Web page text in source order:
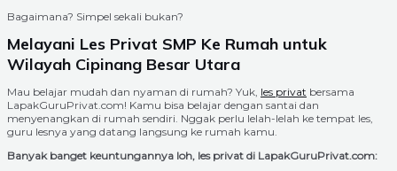
Bagaimana? Simpel sekali bukan?
Melayani Les Privat SMP Ke Rumah untuk
Wilayah Cipinang Besar Utara
Mau belajar mudah dan nyaman di rumah? Yuk, les privat bersama
LapakGuruPrivat.com! Kamu bisa belajar dengan santai dan
menyenangkan di rumah sendiri. Nggak perlu lelah-lelah ke tempat les,
guru lesnya yang datang langsung ke rumah kamu.
Banyak banget keuntungannya loh, les privat di LapakGuruPrivat.com: